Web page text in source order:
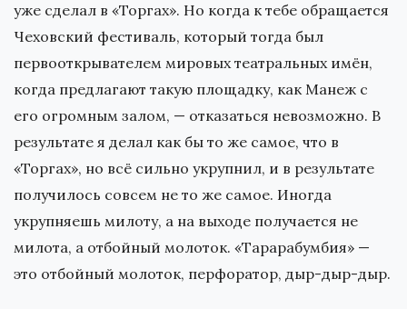
уже сделал в «Торгах». Но когда к тебе обращается
Чеховский фестиваль, который тогда был
первооткрывателем мировых театральных имён,
когда предлагают такую площадку, как Манеж с
его огромным залом, — отказаться невозможно. В
результате я делал как бы то же самое, что в
«Торгах», но всё сильно укрупнил, и в результате
получилось совсем не то же самое. Иногда
укрупняешь милоту, а на выходе получается не
милота, а отбойный молоток. «Тарарабумбия» —
это отбойный молоток, перфоратор, дыр-дыр-дыр.